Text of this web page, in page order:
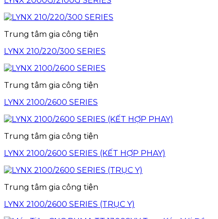
Trung tâm gia công tiện
LYNX 210/220/300 SERIES
Trung tâm gia công tiện
LYNX 2100/2600 SERIES
Trung tâm gia công tiện
LYNX 2100/2600 SERIES (KẾT HỢP PHAY)
Trung tâm gia công tiện
LYNX 2100/2600 SERIES (TRỤC Y)